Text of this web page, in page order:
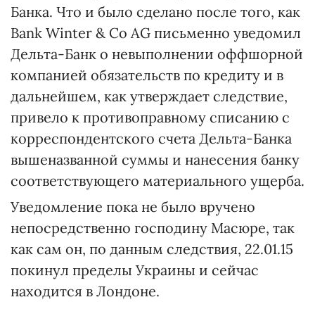
Банка. Что и было сделано после того, как
Bank Winter & Co AG письменно уведомил
Дельта-Банк о невыполнении оффшорной
компанией обязательств по кредиту и в
дальнейшем, как утверждает следствие,
привело к противоправному списанию с
корреспондентского счета Дельта-Банка
вышеназванной суммы и нанесения банку
соответствующего материального ущерба.
Уведомление пока не было вручено
непосредственно господину Масюре, так
как сам он, по данным следствия, 22.01.15
покинул пределы Украины и сейчас
находится в Лондоне.